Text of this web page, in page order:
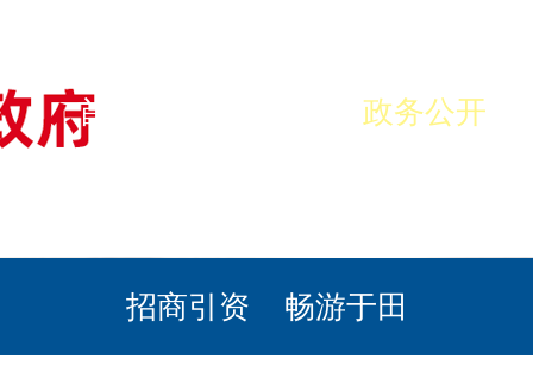
首页 政务公开
招商引资 畅游于田